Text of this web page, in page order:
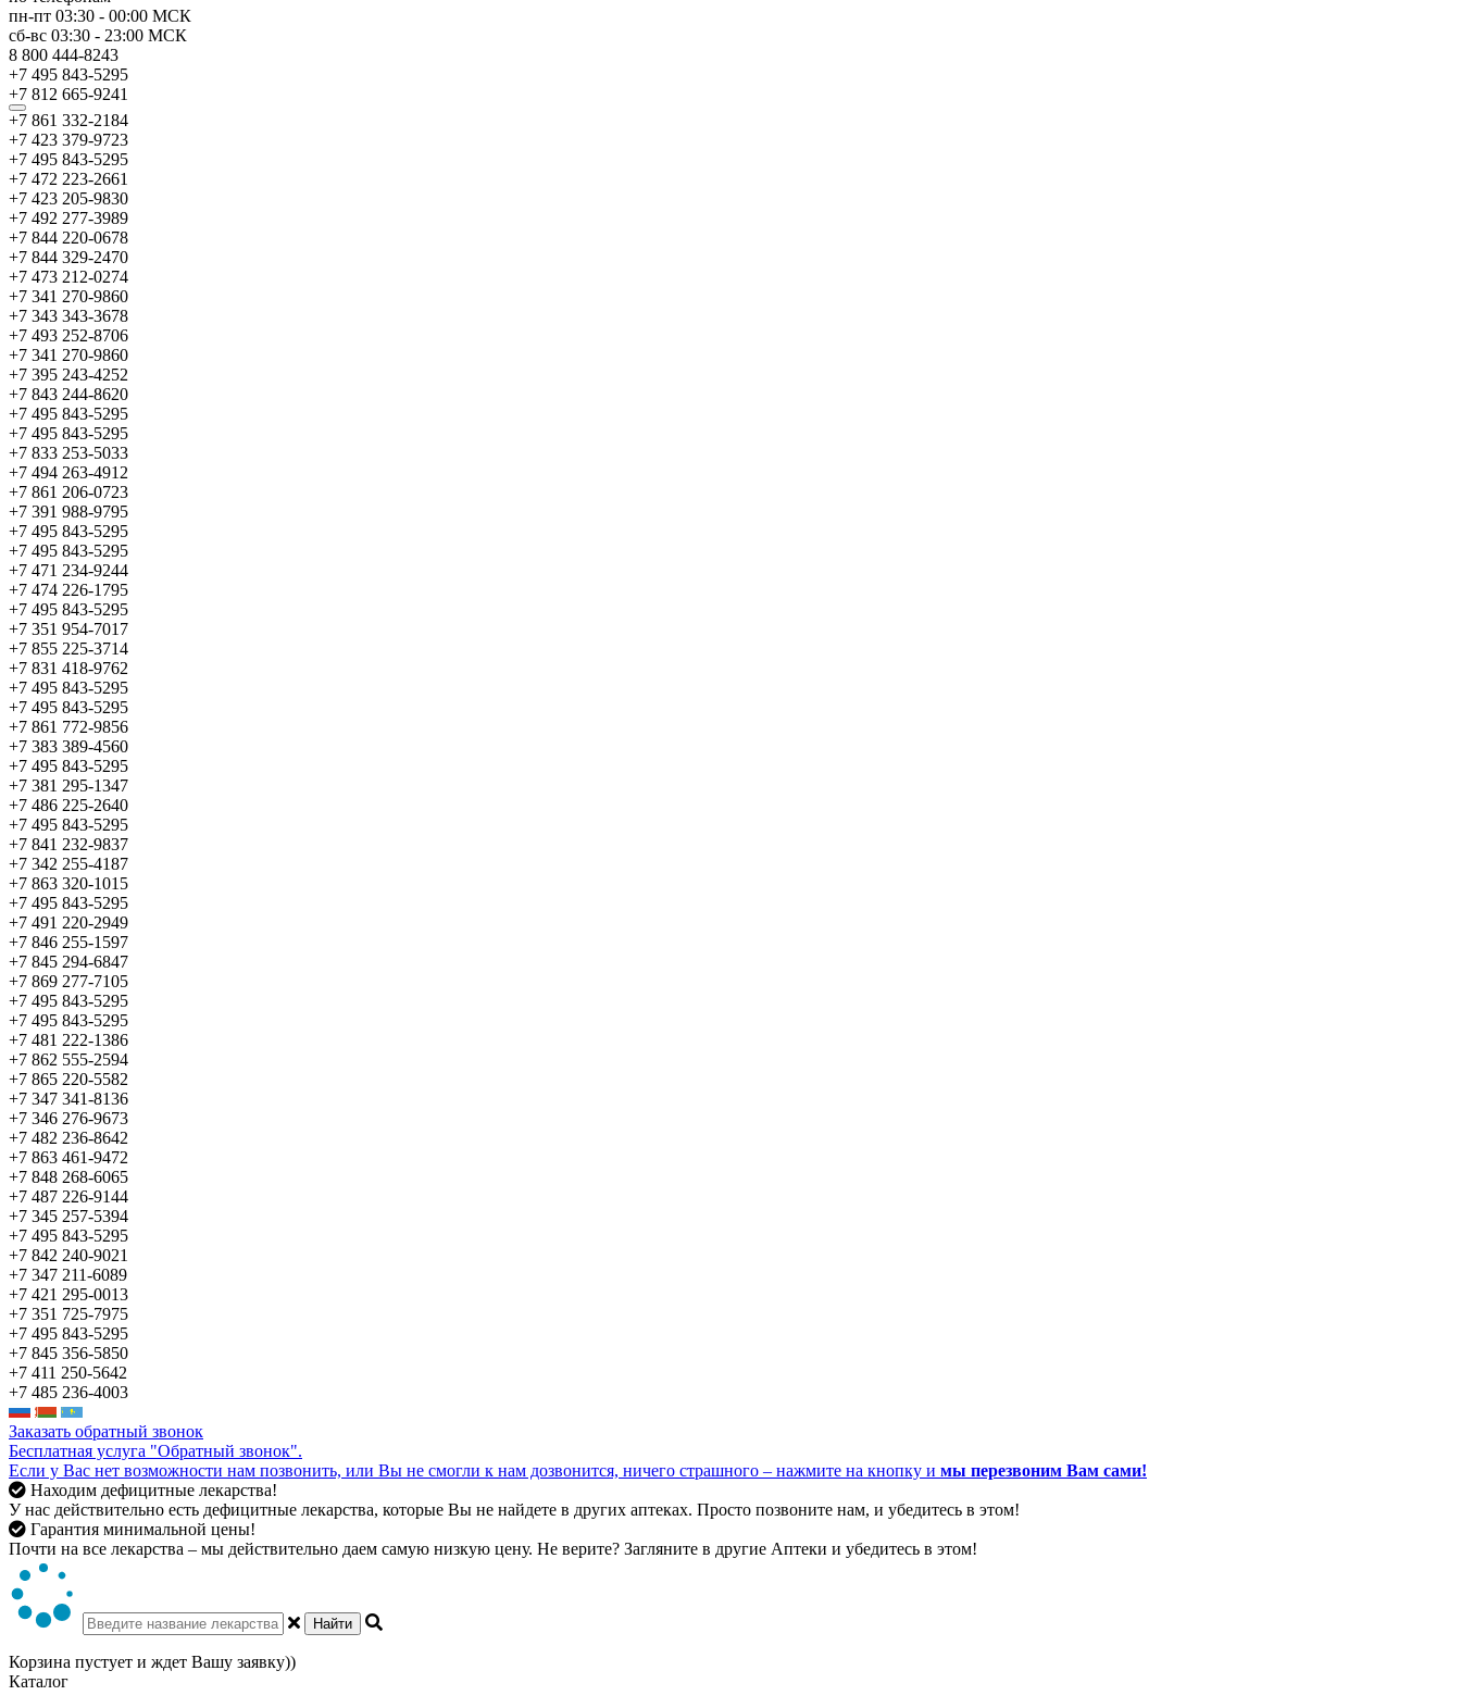
пн-пт 03:30 - 00:00 МСК
сб-вс 03:30 - 23:00 МСК
8 800 444-8243
+7 495 843-5295
+7 812 665-9241
+7 861 332-2184
+7 423 379-9723
+7 495 843-5295
+7 472 223-2661
+7 423 205-9830
+7 492 277-3989
+7 844 220-0678
+7 844 329-2470
+7 473 212-0274
+7 341 270-9860
+7 343 343-3678
+7 493 252-8706
+7 341 270-9860
+7 395 243-4252
+7 843 244-8620
+7 495 843-5295
+7 495 843-5295
+7 833 253-5033
+7 494 263-4912
+7 861 206-0723
+7 391 988-9795
+7 495 843-5295
+7 495 843-5295
+7 471 234-9244
+7 474 226-1795
+7 495 843-5295
+7 351 954-7017
+7 855 225-3714
+7 831 418-9762
+7 495 843-5295
+7 495 843-5295
+7 861 772-9856
+7 383 389-4560
+7 495 843-5295
+7 381 295-1347
+7 486 225-2640
+7 495 843-5295
+7 841 232-9837
+7 342 255-4187
+7 863 320-1015
+7 495 843-5295
+7 491 220-2949
+7 846 255-1597
+7 845 294-6847
+7 869 277-7105
+7 495 843-5295
+7 495 843-5295
+7 481 222-1386
+7 862 555-2594
+7 865 220-5582
+7 347 341-8136
+7 346 276-9673
+7 482 236-8642
+7 863 461-9472
+7 848 268-6065
+7 487 226-9144
+7 345 257-5394
+7 495 843-5295
+7 842 240-9021
+7 347 211-6089
+7 421 295-0013
+7 351 725-7975
+7 495 843-5295
+7 845 356-5850
+7 411 250-5642
+7 485 236-4003
Заказать обратный звонок
Бесплатная услуга "Обратный звонок".
Если у Вас нет возможности нам позвонить, или Вы не смогли к нам дозвонится, ничего страшного – нажмите на кнопку и мы перезвоним Вам сами!
Находим дефицитные лекарства!
У нас действительно есть дефицитные лекарства, которые Вы не найдете в других аптеках. Просто позвоните нам, и убедитесь в этом!
Гарантия минимальной цены!
Почти на все лекарства – мы действительно даем самую низкую цену. Не верите? Загляните в другие Аптеки и убедитесь в этом!
Найти
Корзина пустует и ждет Вашу заявку))
Каталог